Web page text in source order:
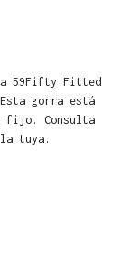
59Fifty Fitted
gorra está
fijo. Consulta
tuya.